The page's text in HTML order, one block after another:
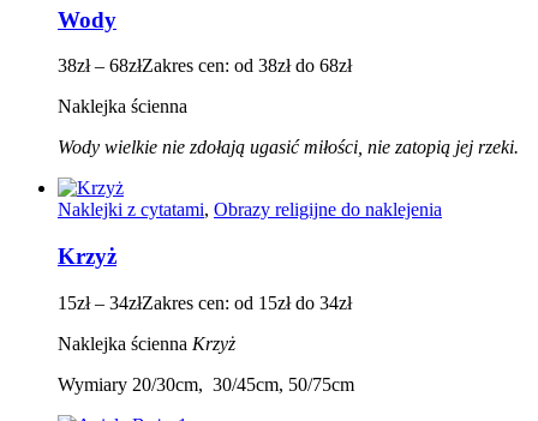
Wody
38zł – 68złZakres cen: od 38zł do 68zł
Naklejka ścienna
Wody wielkie nie zdołają ugasić miłości, nie zatopią jej rzeki.
Naklejki z cytatami, Obrazy religijne do naklejenia
Krzyż
15zł – 34złZakres cen: od 15zł do 34zł
Naklejka ścienna Krzyż
Wymiary 20/30cm, 30/45cm, 50/75cm